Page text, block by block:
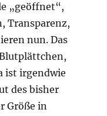
„geöffnet“,
Transparenz,
nun. Das
ist irgendwie
des bisher
Größe in